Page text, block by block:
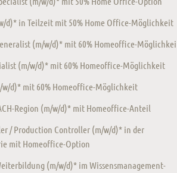
d)* in Teilzeit mit 50% Home Office-Möglichkeit
(m/w/d)* mit 60% Homeoffice-
(m/w/d)* mit 60% Homeoffice-Möglichkeit
d)* mit 60% Homeoffice-Möglichkeit
Region (m/w/d)* mit Homeoffice-Anteil
/ Production Controller (m/w/d)* in der
mit Homeoffice-Option
(m/w/d)* im Wissensmanagement-